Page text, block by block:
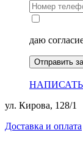
даю
Отправить
НАПИСАТЬ
ул. Кирова, 128/1
Доставка и оплата